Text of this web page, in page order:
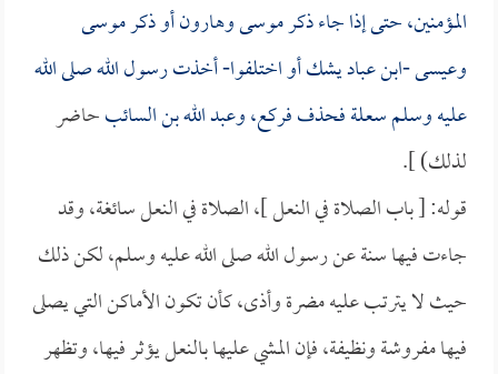
المؤمنين، حتى إذا جاء ذكر موسى وهارون أو ذكر موسى
وعيسى -ابن عباديشك أو اختلفوا- أخذت رسول الله صلى الله
عليه وسلم سعلة فحذف فركع، وعبد الله بن السائبحاضر
لذلك) ].
قوله: [ باب الصلاة في النعل ]، الصلاة في النعل سائغة، وقد
جاءت فيها سنة عن رسول الله صلى الله عليه وسلم، لكن ذلك
حيث لا يترتب عليه مضرة وأذى، كأن تكون الأماكن التي يصلى
فيها مفروشة ونظيفة، فإن المشي عليها بالنعل يؤثر فيها، وتظهر